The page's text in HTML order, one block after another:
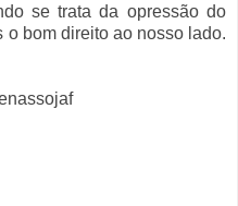
se trata da opressão do
o bom direito ao nosso lado.